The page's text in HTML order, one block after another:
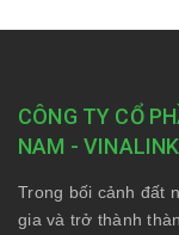
CÔNG TY CỔ
NAM -
Trong bối cảnh đất
gia và trở thành